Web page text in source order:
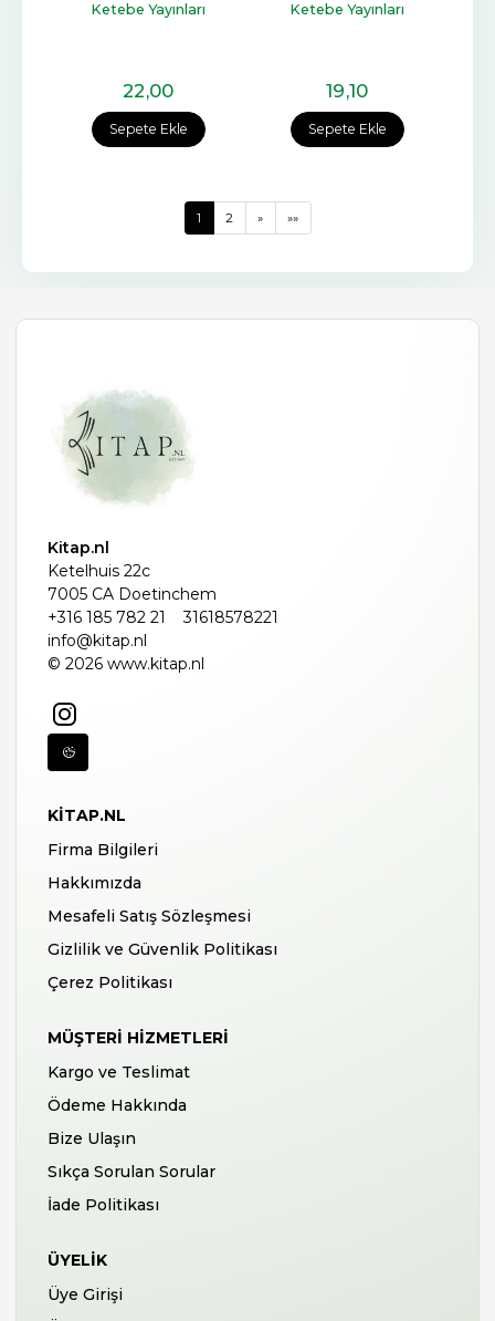
Sepete Ekle
Ketebe Yayınları
22,00
Sepete Ekle
Ketebe Yayınları
19,10
1 2 » »»
Kitap.nl
Ketelhuis 22c
7005 CA Doetinchem
+316 185 782 21
31618578221
info@kitap.nl
© 2026 www.kitap.nl
KITAP.NL
Firma Bilgileri
Hakkımızda
Mesafeli Satış Sözleşmesi
Gizlilik ve Güvenlik Politikası
Çerez Politikası
MÜŞTERI HIZMETLERI
Kargo ve Teslimat
Ödeme Hakkında
Bize Ulaşın
Sıkça Sorulan Sorular
İade Politikası
ÜYELIK
Üye Girişi